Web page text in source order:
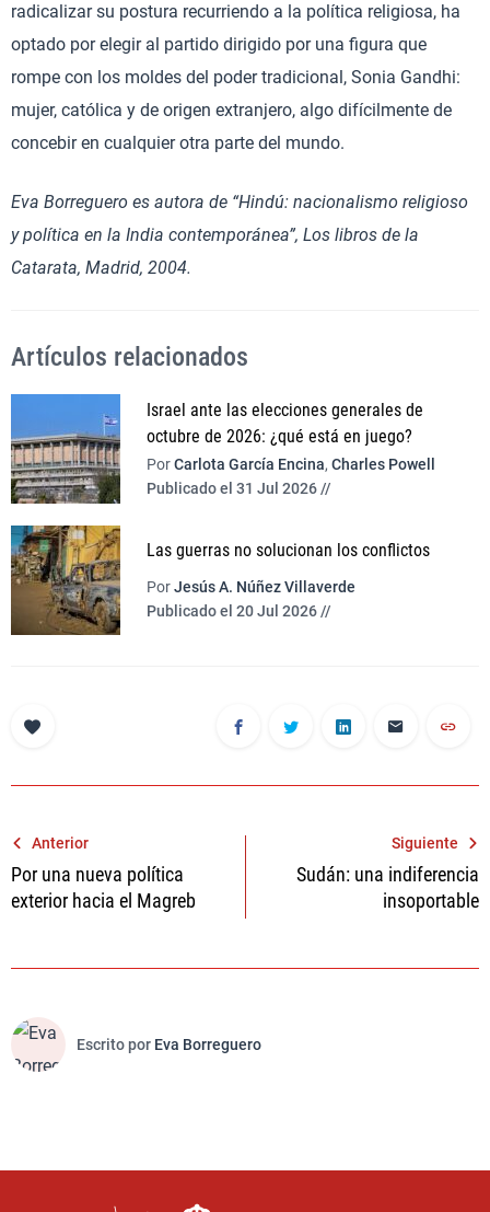
radicalizar su postura recurriendo a la política religiosa, ha
optado por elegir al partido dirigido por una figura que
rompe con los moldes del poder tradicional, Sonia Gandhi:
mujer, católica y de origen extranjero, algo difícilmente de
concebir en cualquier otra parte del mundo.
Eva Borreguero es autora de “Hindú: nacionalismo religioso
y política en la India contemporánea”, Los libros de la
Catarata, Madrid, 2004.
Artículos relacionados
Israel ante las elecciones generales de
octubre de 2026: ¿qué está en juego?
PorCarlota García Encina, Charles Powell
Publicado el 31 Jul 2026 //
Las guerras no solucionan los conflictos
PorJesús A. Núñez Villaverde
Publicado el 20 Jul 2026 //
Navegación
de
entradas
Anterior
Por una nueva política
exterior hacia el Magreb
Siguiente
Sudán: una indiferencia
insoportable
Escrito por Eva Borreguero